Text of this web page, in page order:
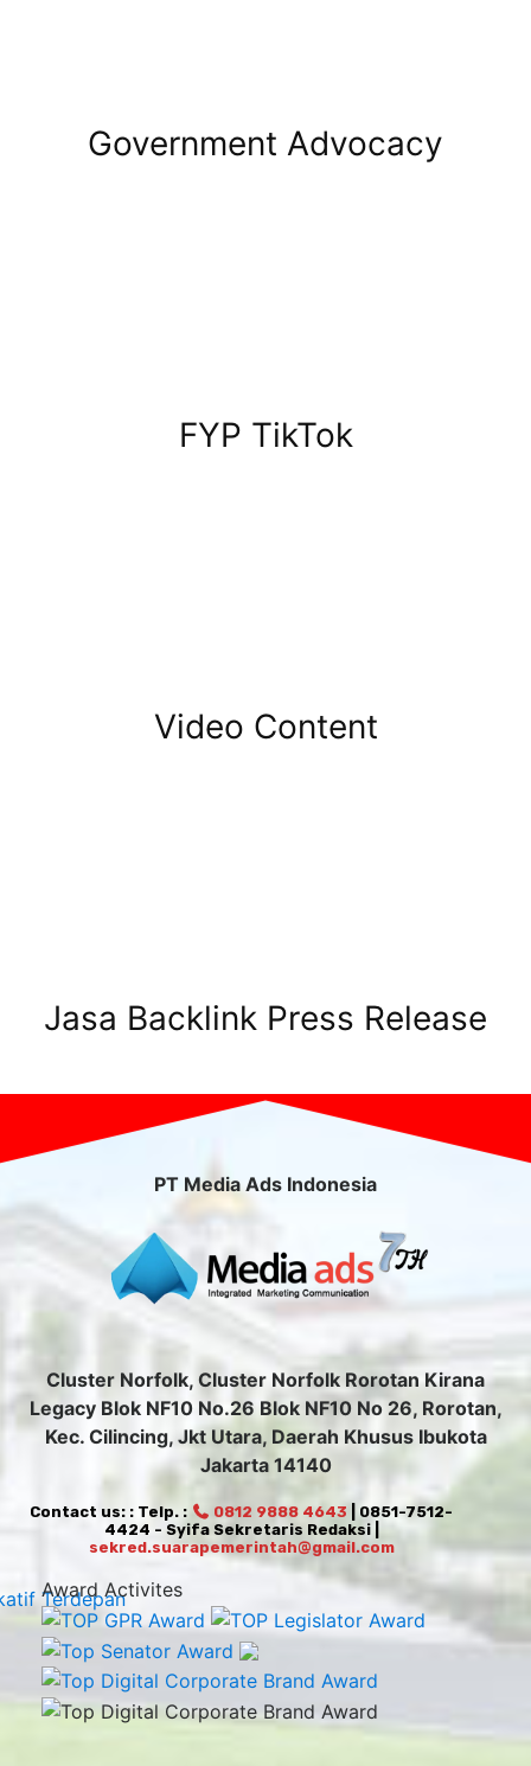
Government Advocacy
FYP TikTok
Video Content
Jasa Backlink Press Release
PT Media Ads Indonesia
Cluster Norfolk, Cluster Norfolk Rorotan Kirana
Legacy Blok NF10 No.26 Blok NF10 No 26, Rorotan,
Kec. Cilincing, Jkt Utara, Daerah Khusus Ibukota
Jakarta 14140
Contact us: : Telp. : 0812 9888 4643 | 0851-7512-
4424 - Syifa Sekretaris Redaksi |
sekred.suarapemerintah@gmail.com
Award Activites